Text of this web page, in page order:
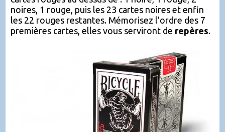
noires, 1 rouge, puis les 23 cartes noires et enfin
les 22 rouges restantes. Mémorisez l'ordre des 7
premières cartes, elles vous serviront de repères.